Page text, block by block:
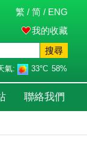
繁 / 简 / ENG
我的收藏
搜尋
氣: 33°C 58%
聯絡我們